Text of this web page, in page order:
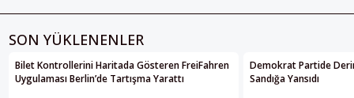
SON YÜKLENENLER
Bilet Kontrollerini Haritada Gösteren FreiFahren
Uygulaması Berlin’de Tartışma Yarattı
Demokrat Partide
Sandığa Yansıdı